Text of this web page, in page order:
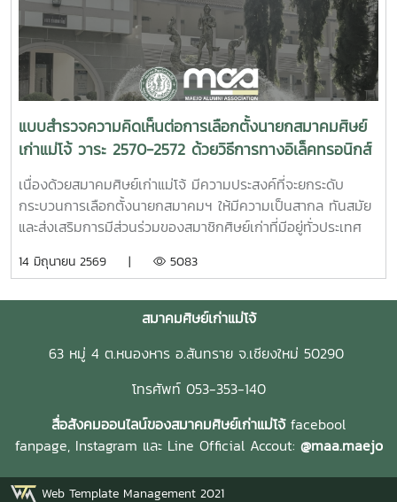
แบบสำรวจความคิดเห็นต่อการเลือกตั้งนายกสมาคมศิษย์
เก่าแม่โจ้ วาระ 2570-2572 ด้วยวิธีการทางอิเล็คทรอนิกส์
เนื่องด้วยสมาคมศิษย์เก่าแม่โจ้ มีความประสงค์ที่จะยกระดับ
กระบวนการเลือกตั้งนายกสมาคมฯ ให้มีความเป็นสากล ทันสมัย
และส่งเสริมการมีส่วนร่วมของสมาชิกศิษย์เก่าที่มีอยู่ทั่วประเทศ
ในพื้นที่ชมรมจังหวัดต่างๆ ซึ่งอาจมีข้อจำกัดด้านความสะดวกและ
เพิ่มช่องทางการเลือกตั้งผ่านระบบอิเล็กทรอนิกส์ (Online
ให้ครอบคลุมสมาชิกทุกรุ่น ทุกพื้นที่ อย่างไรก็ตาม เพื่อให้การ
ได้รับการยอมรับจากมวลสมาชิก สมาคมฯ จึงจัดทำแบบสำรวจนี้
เพื่อรับฟังความคิดเห็น ความพร้อม และข้อเสนอแนะต่อแนวทาง
การเลือกตั้งรูปแบบใหม่ เพื่อนำไปประกอบการพิจารณาแก้ไขข้อ
บังคับต่อไป
https://docs.google.com/forms/d/e/
14 มิถุนายน 2569 | 5083
สมาคมศิษย์เก่าแม่โจ้
63 หมู่ 4 ต.หนองหาร อ.สันทราย จ.เชียงใหม่ 50290
โทรศัพท์ 053-353-140
สื่อสังคมออนไลน์ของสมาคมศิษย์เก่าแม่โจ้ facebool
fanpage,Instagram และ Line Official Accout: @maa.maejo
Web Template Management 2021